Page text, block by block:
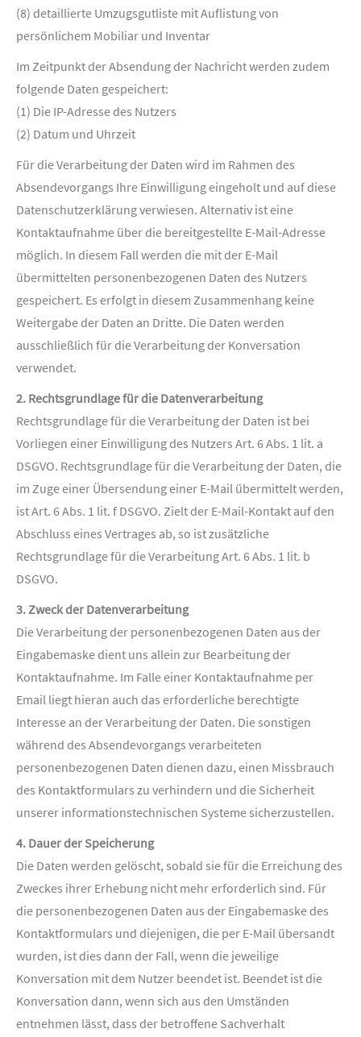
(8) detaillierte Umzugsgutliste mit Auflistung von
persönlichem Mobiliar und Inventar
Im Zeitpunkt der Absendung der Nachricht werden zudem
folgende Daten gespeichert:
(1) Die IP-Adresse des Nutzers
(2) Datum und Uhrzeit
Für die Verarbeitung der Daten wird im Rahmen des
Absendevorgangs Ihre Einwilligung eingeholt und auf diese
Datenschutzerklärung verwiesen. Alternativ ist eine
Kontaktaufnahme über die bereitgestellte E-Mail-Adresse
möglich. In diesem Fall werden die mit der E-Mail
übermittelten personenbezogenen Daten des Nutzers
gespeichert. Es erfolgt in diesem Zusammenhang keine
Weitergabe der Daten an Dritte. Die Daten werden
ausschließlich für die Verarbeitung der Konversation
verwendet.
2. Rechtsgrundlage für die Datenverarbeitung
Rechtsgrundlage für die Verarbeitung der Daten ist bei
Vorliegen einer Einwilligung des Nutzers Art. 6 Abs. 1 lit. a
DSGVO. Rechtsgrundlage für die Verarbeitung der Daten, die
im Zuge einer Übersendung einer E-Mail übermittelt werden,
ist Art. 6 Abs. 1 lit. f DSGVO. Zielt der E-Mail-Kontakt auf den
Abschluss eines Vertrages ab, so ist zusätzliche
Rechtsgrundlage für die Verarbeitung Art. 6 Abs. 1 lit. b
DSGVO.
3. Zweck der Datenverarbeitung
Die Verarbeitung der personenbezogenen Daten aus der
Eingabemaske dient uns allein zur Bearbeitung der
Kontaktaufnahme. Im Falle einer Kontaktaufnahme per
Email liegt hieran auch das erforderliche berechtigte
Interesse an der Verarbeitung der Daten. Die sonstigen
während des Absendevorgangs verarbeiteten
personenbezogenen Daten dienen dazu, einen Missbrauch
des Kontaktformulars zu verhindern und die Sicherheit
unserer informationstechnischen Systeme sicherzustellen.
4. Dauer der Speicherung
Die Daten werden gelöscht, sobald sie für die Erreichung des
Zweckes ihrer Erhebung nicht mehr erforderlich sind. Für
die personenbezogenen Daten aus der Eingabemaske des
Kontaktformulars und diejenigen, die per E-Mail übersandt
wurden, ist dies dann der Fall, wenn die jeweilige
Konversation mit dem Nutzer beendet ist. Beendet ist die
Konversation dann, wenn sich aus den Umständen
entnehmen lässt, dass der betroffene Sachverhalt